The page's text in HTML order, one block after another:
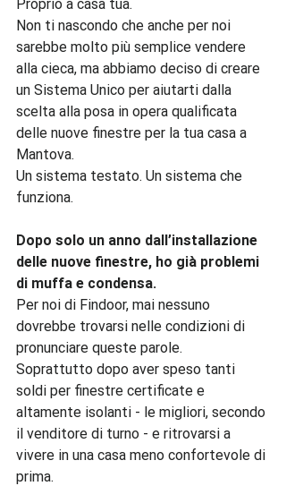
Proprio a casa tua.
Non ti nascondo che anche per noi
sarebbe molto più semplice vendere
alla cieca, ma abbiamo deciso di creare
un Sistema Unico per aiutarti dalla
scelta alla posa in opera qualificata
delle nuove finestre per la tua casa a
Mantova.
Un sistema testato. Un sistema che
funziona.
Dopo solo un anno dall’installazione
delle nuove finestre, ho già problemi
di muffa e condensa.
Per noi di Findoor, mai nessuno
dovrebbe trovarsi nelle condizioni di
pronunciare queste parole.
Soprattutto dopo aver speso tanti
soldi per finestre certificate e
altamente isolanti - le migliori, secondo
il venditore di turno - e ritrovarsi a
vivere in una casa meno confortevole di
prima.